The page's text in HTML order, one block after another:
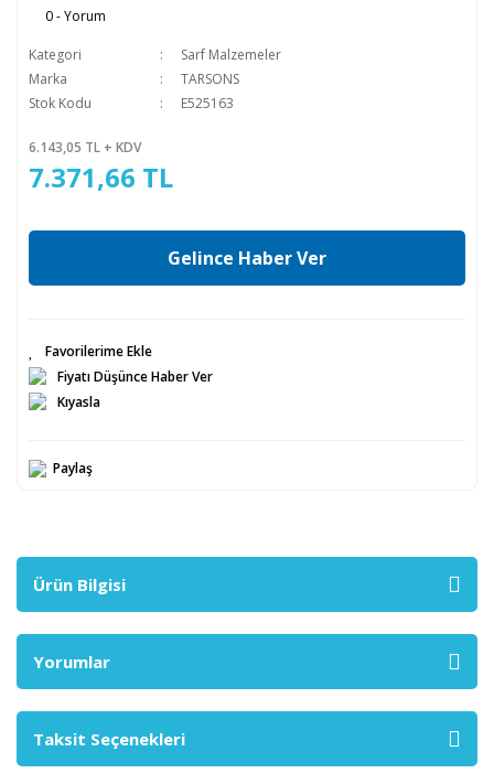
0 - Yorum
Kategori
Sarf Malzemeler
Marka
TARSONS
Stok Kodu
E525163
6.143,05 TL + KDV
7.371,66 TL
Gelince Haber Ver
Fiyatı Düşünce Haber Ver
Kıyasla
Paylaş
Ürün Bilgisi
Yorumlar
Taksit Seçenekleri